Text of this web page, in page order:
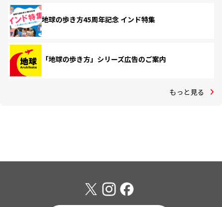
地球の歩き方45周年記念 インド特集
「地球の歩き方」シリーズ広告のご案内
もっと見る